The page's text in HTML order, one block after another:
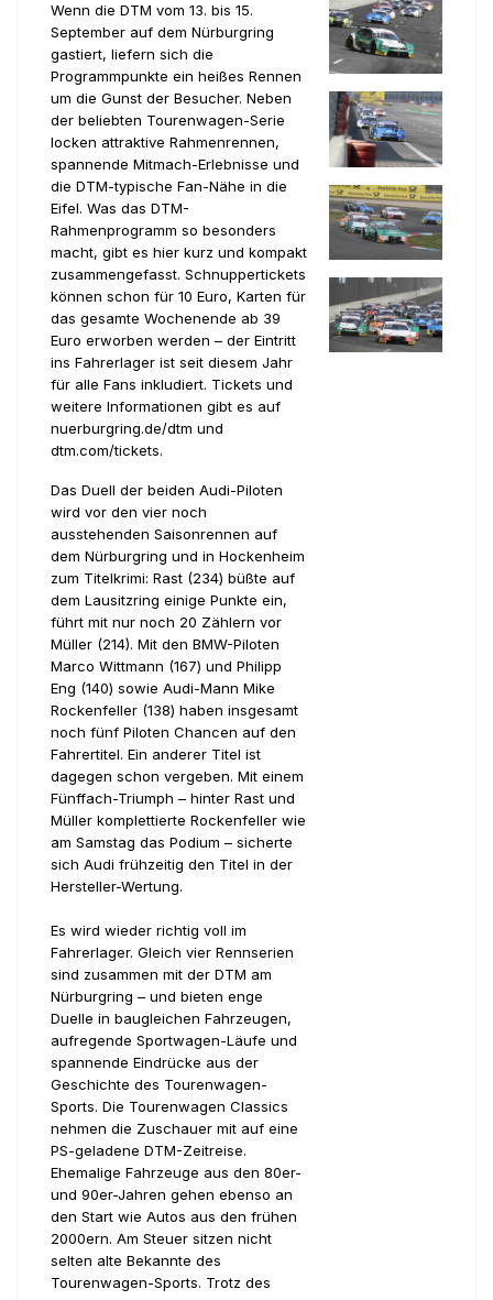
Wenn die DTM vom 13. bis 15.
September auf dem Nürburgring
gastiert, liefern sich die
Programmpunkte ein heißes Rennen
um die Gunst der Besucher. Neben
der beliebten Tourenwagen-Serie
locken attraktive Rahmenrennen,
spannende Mitmach-Erlebnisse und
die DTM-typische Fan-Nähe in die
Eifel. Was das DTM-
Rahmenprogramm so besonders
macht, gibt es hier kurz und kompakt
zusammengefasst. Schnuppertickets
können schon für 10 Euro, Karten für
das gesamte Wochenende ab 39
Euro erworben werden – der Eintritt
ins Fahrerlager ist seit diesem Jahr
für alle Fans inkludiert. Tickets und
weitere Informationen gibt es auf
nuerburgring.de/dtm und
dtm.com/tickets.
Das Duell der beiden Audi-Piloten
wird vor den vier noch
ausstehenden Saisonrennen auf
dem Nürburgring und in Hockenheim
zum Titelkrimi: Rast (234) büßte auf
dem Lausitzring einige Punkte ein,
führt mit nur noch 20 Zählern vor
Müller (214). Mit den BMW-Piloten
Marco Wittmann (167) und Philipp
Eng (140) sowie Audi-Mann Mike
Rockenfeller (138) haben insgesamt
noch fünf Piloten Chancen auf den
Fahrertitel. Ein anderer Titel ist
dagegen schon vergeben. Mit einem
Fünffach-Triumph – hinter Rast und
Müller komplettierte Rockenfeller wie
am Samstag das Podium – sicherte
sich Audi frühzeitig den Titel in der
Hersteller-Wertung.
Es wird wieder richtig voll im
Fahrerlager. Gleich vier Rennserien
sind zusammen mit der DTM am
Nürburgring – und bieten enge
Duelle in baugleichen Fahrzeugen,
aufregende Sportwagen-Läufe und
spannende Eindrücke aus der
Geschichte des Tourenwagen-
Sports. Die Tourenwagen Classics
nehmen die Zuschauer mit auf eine
PS-geladene DTM-Zeitreise.
Ehemalige Fahrzeuge aus den 80er-
und 90er-Jahren gehen ebenso an
den Start wie Autos aus den frühen
2000ern. Am Steuer sitzen nicht
selten alte Bekannte des
Tourenwagen-Sports. Trotz des